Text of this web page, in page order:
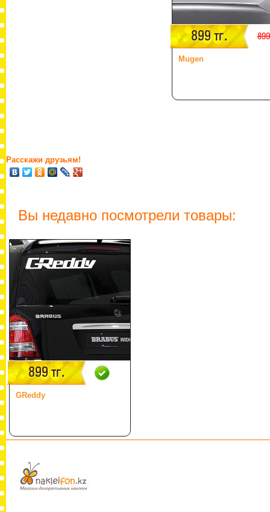
899 тг.
Mugen
Расскажи друзьям!
Вы недавно посмотрели товары:
899 тг.
GReddy